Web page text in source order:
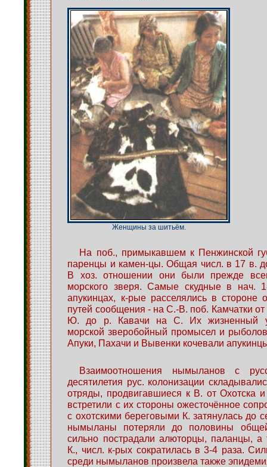
Женщины за шитьём.
На поб., примыкавшем к Пенжинской
паренцы и камен-цы. Общая числ. в 17 в.
В хоз. отношении они были прежде
морского зверя. Самые скудные в нач.
апукинцах, к-рые расселялись в стороне
путей сообщения - на С.-В. поб. Камчатки от
Ю. до р. Кавачи на С. Их жизненный
морской зверобойный промысел и
Апуки, Пахачи и Вывенки кочевали
Взаимоотношения нымыланов с
десятилетия рус. колонизации
отряды, продвигавшиеся к В. от Охотска
встретили с их стороны ожесточённое
с охотскими береговыми К. затянулась до
нымыланы потеряли до половины
сильно пострадали алюторцы, паланцы, а
К., числ. к-рых сократилась в 3-4 раза.
среди нымыланов произвела также